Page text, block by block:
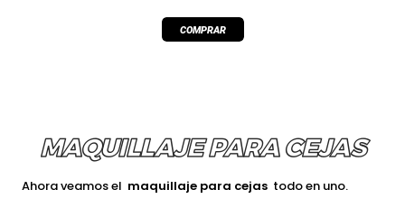
MAQUILLAJE PARA CEJAS
Ahora veamos el maquillaje para cejas todo en uno.